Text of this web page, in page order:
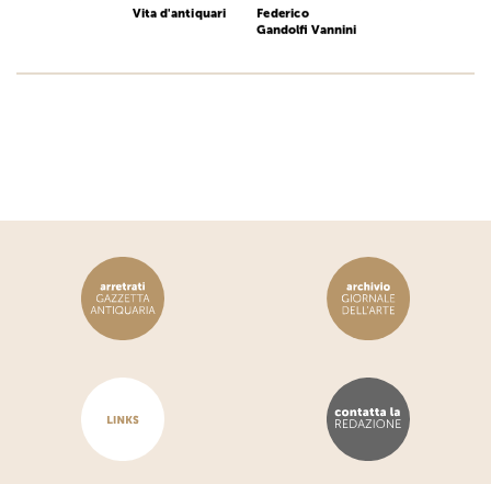
Vita d'antiquari Federico
Gandolfi Vannini